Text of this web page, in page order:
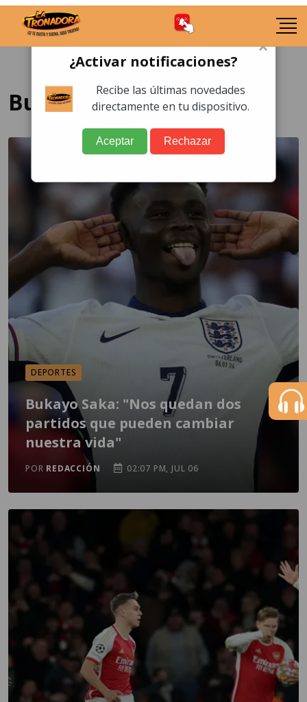
Bukayo Saka
DEPORTES
Bukayo Saka: "Nos quedan dos
partidos que pueden cambiar
nuestra vida"
POR REDACCIÓN 02:07 PM, JUL 06
×
¿Activar notificaciones?
Recibe las últimas novedades
directamente en tu dispositivo.
Aceptar Rechazar